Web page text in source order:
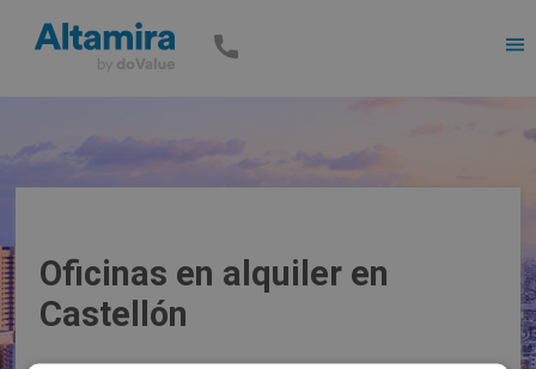
Oficinas en alquiler en
Castellón